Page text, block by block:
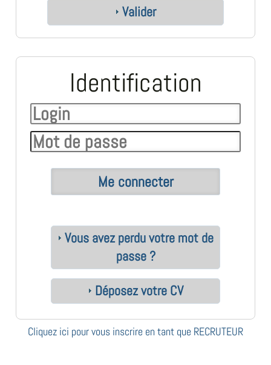
Valider
Identification
Vous avez perdu votre mot de
passe ?
Déposez votre CV
Cliquez ici pour vous inscrire en tant que RECRUTEUR